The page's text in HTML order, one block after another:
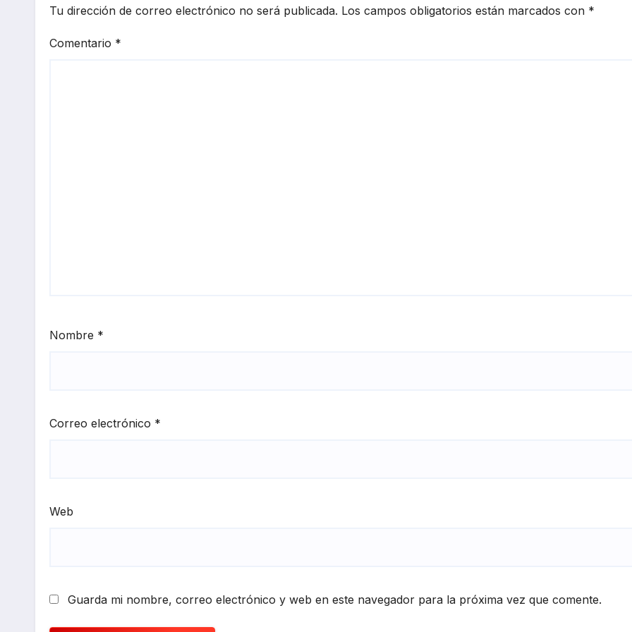
Tu dirección de correo electrónico no será publicada. Los campos obligatorios están marcados con *
Comentario *
Nombre *
Correo electrónico *
Web
Guarda mi nombre, correo electrónico y web en este navegador para la próxima vez que comente.